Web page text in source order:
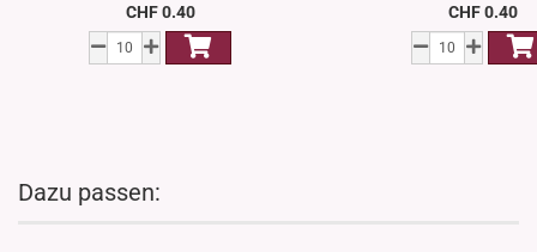
CHF 0.40 CHF 0.40
Dazu passen: